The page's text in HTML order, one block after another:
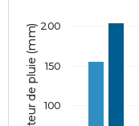
Hauteur de pluie (mm) 100
150
200